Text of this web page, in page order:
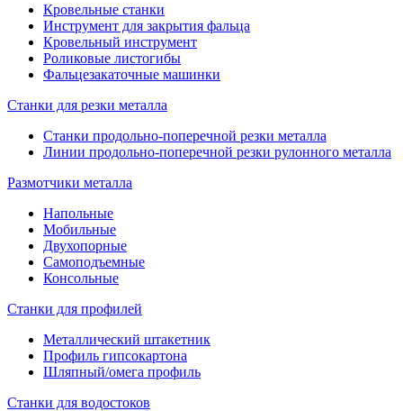
Кровельные станки
Инструмент для закрытия фальца
Кровельный инструмент
Роликовые листогибы
Фальцезакаточные машинки
Станки для резки металла
Станки продольно-поперечной резки металла
Линии продольно-поперечной резки рулонного металла
Размотчики металла
Напольные
Мобильные
Двухопорные
Самоподъемные
Консольные
Станки для профилей
Металлический штакетник
Профиль гипсокартона
Шляпный/омега профиль
Станки для водостоков